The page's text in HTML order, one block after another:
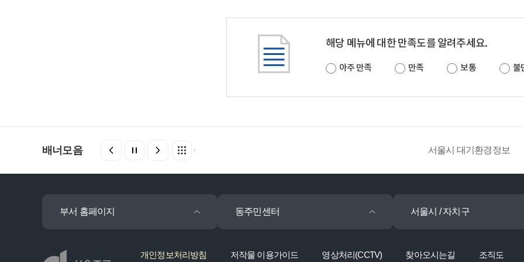
해당 메뉴에 대한 만족도를 알려주세요.
아주 만족 만족 보통 불
배너모음 서울시 대기환경정보
부서 홈페이지 동주민센터 서울시 / 자치구
개인정보처리방침 저작물 이용가이드 영상처리(CCTV) 찾아오시는길 조직도